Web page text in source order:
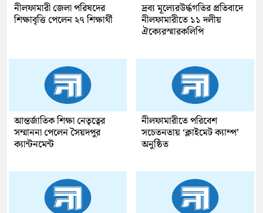
নীলফামারী জেলা পরিষদের
শিক্ষাবৃত্তি পেলেন ২৭ শিক্ষার্থী
দ্রব্য মূল্যেরউর্দ্ধগতির প্রতিবাদে
নীলফামারীতে ১১ দলীয়
ঐক্যেরস্মারকলিপি
আন্তর্জাতিক শিক্ষা নেতৃত্বের
সম্মাননা পেলেন সৈয়দপুর
ক্যান্টনমেন্ট
নীলফামারীতে পরিবেশ
সচেতনতায় ‘ক্লাইমেট ক্যাম্প’
অনুষ্ঠিত